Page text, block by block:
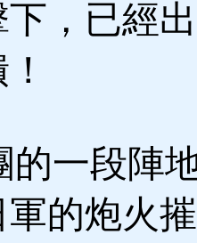
，已經
一段陣
軍的炮火